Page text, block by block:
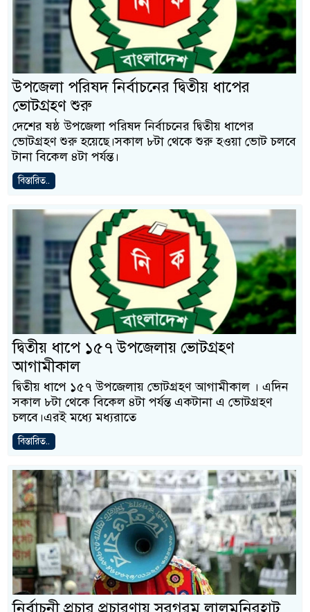
উপজেলা পরিষদ নির্বাচনের দ্বিতীয় ধাপের
ভোটগ্রহণ শুরু
দেশের ষষ্ঠ উপজেলা পরিষদ নির্বাচনের দ্বিতীয় ধাপের
ভোটগ্রহণ শুরু হয়েছে।সকাল ৮টা থেকে শুরু হওয়া ভোট চলবে
টানা বিকেল ৪টা পর্যন্ত।
বিস্তারিত..
দ্বিতীয় ধাপে ১৫৭ উপজেলায় ভোটগ্রহণ
আগামীকাল
দ্বিতীয় ধাপে ১৫৭ উপজেলায় ভোটগ্রহণ আগামীকাল । এদিন
সকাল ৮টা থেকে বিকেল ৪টা পর্যন্ত একটানা এ ভোটগ্রহণ
চলবে।এরই মধ্যে মধ্যরাতে
বিস্তারিত..